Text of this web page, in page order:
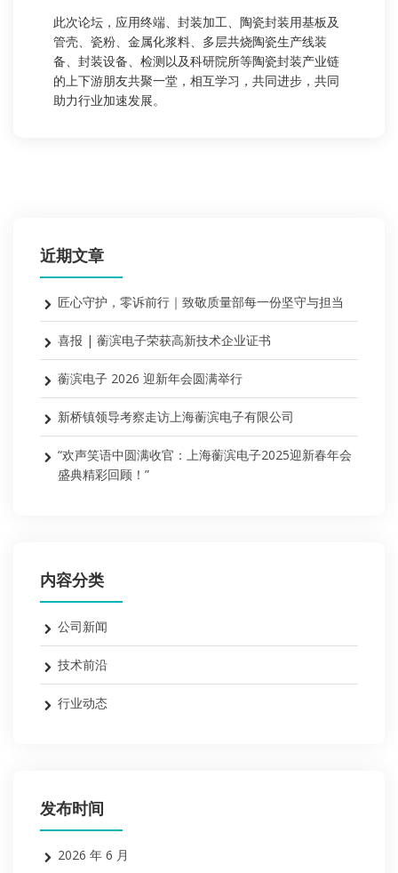
此次论坛，应用终端、封装加工、陶瓷封装用基板及
管壳、瓷粉、金属化浆料、多层共烧陶瓷生产线装
备、封装设备、检测以及科研院所等陶瓷封装产业链
的上下游朋友共聚一堂，相互学习，共同进步，共同
助力行业加速发展。
近期文章
匠心守护，零诉前行｜致敬质量部每一份坚守与担当
喜报 | 蘅滨电子荣获高新技术企业证书
蘅滨电子 2026 迎新年会圆满举行
新桥镇领导考察走访上海蘅滨电子有限公司
“欢声笑语中圆满收官：上海蘅滨电子2025迎新春年会
盛典精彩回顾！”
内容分类
公司新闻
技术前沿
行业动态
发布时间
2026 年 6 月